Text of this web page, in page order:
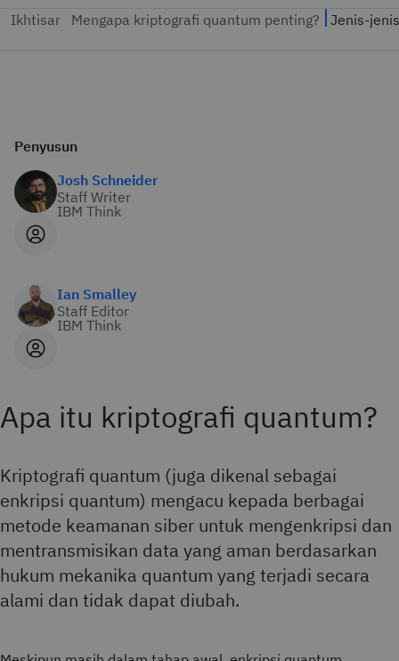
Penyusun
Josh Schneider
Staff Writer
IBM Think
Ian Smalley
Staff Editor
IBM Think
Apa itu kriptografi quantum?
Kriptografi quantum (juga dikenal sebagai
enkripsi quantum) mengacu kepada berbagai
metode keamanan siber untuk mengenkripsi dan
mentransmisikan data yang aman berdasarkan
hukum mekanika quantum yang terjadi secara
alami dan tidak dapat diubah.